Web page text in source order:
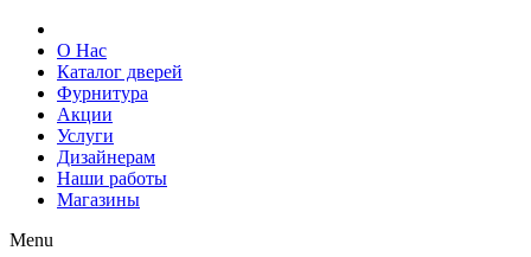
О Нас
Каталог дверей
Фурнитура
Акции
Услуги
Дизайнерам
Наши работы
Магазины
Menu